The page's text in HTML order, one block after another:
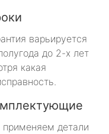
варьируется
до 2-х лет
какая
детали